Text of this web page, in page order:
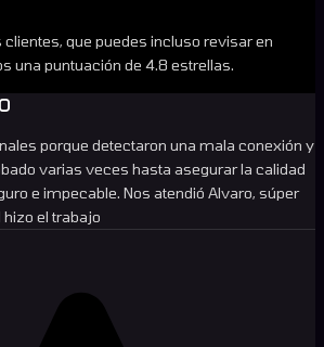
que puedes incluso revisar en
una puntuación de 4.8 estrellas.
porque detectaron una mala conexión y
varias veces hasta asegurar la calidad
e impecable. Nos atendió Alvaro, súper
hizo el trabajo